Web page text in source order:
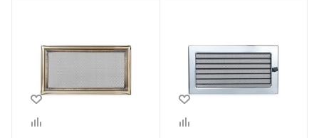
Высота, мм Высота, мм